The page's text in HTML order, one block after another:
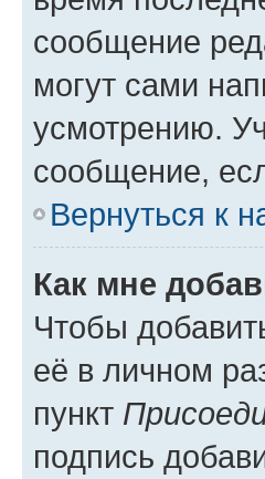
сообщение
могут сами
усмотрению.
сообщение,
Вернуться к
Как мне
Чтобы
её в личном
пункт
подпись